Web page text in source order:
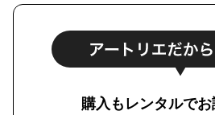
購入もレンタルでお